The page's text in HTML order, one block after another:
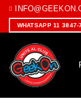
Saltar
WHATSAPP 11 3847-